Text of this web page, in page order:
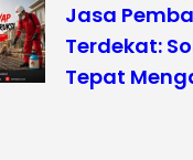
Jasa
Terdekat:
Tepat